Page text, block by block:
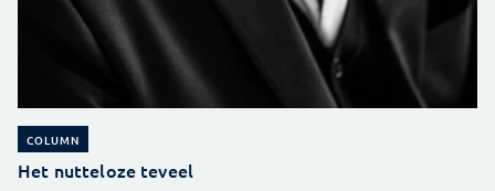
COLUMN
Het nutteloze teveel